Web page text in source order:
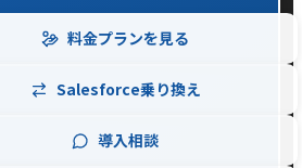
料金プランを見る
Salesforce乗り換え
導入相談